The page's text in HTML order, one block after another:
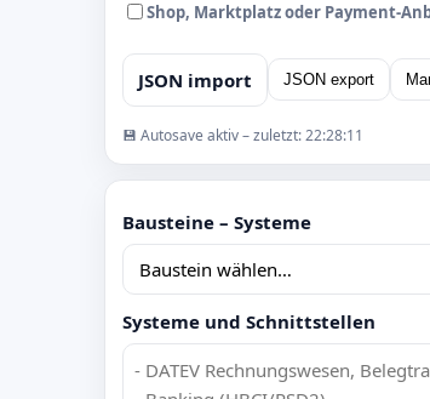
Shop, Marktplatz oder Payment-
JSON import JSON export
💾 Autosave aktiv – zuletzt:22:28:11
Bausteine – Systeme
Systeme und Schnittstellen